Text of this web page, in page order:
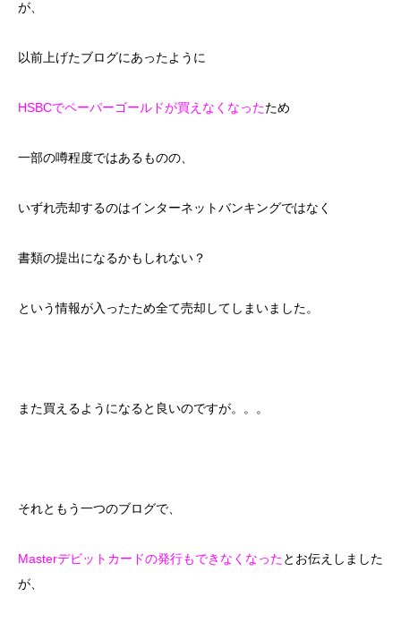
が、
以前上げたブログにあったように
HSBCでペーパーゴールドが買えなくなったため
一部の噂程度ではあるものの、
いずれ売却するのはインターネットバンキングではなく
書類の提出になるかもしれない？
という情報が入ったため全て売却してしまいました。
また買えるようになると良いのですが。。。
それともう一つのブログで、
Masterデビットカードの発行もできなくなったとお伝えしました
が、